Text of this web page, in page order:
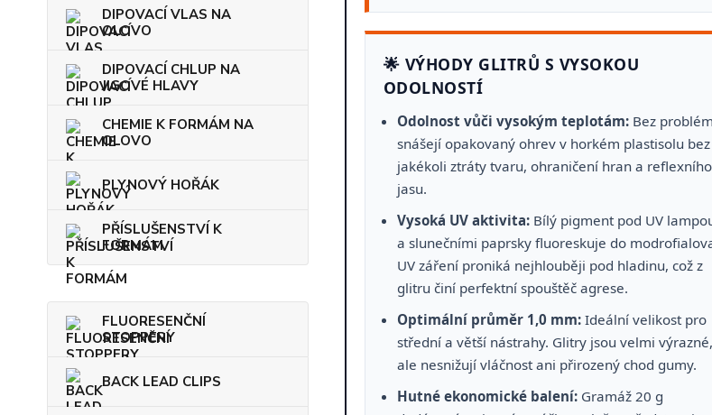
DIPOVACÍ VLAS NA
OLOVO
DIPOVACÍ CHLUP NA
JIGOVÉ HLAVY
CHEMIE K FORMÁM NA
OLOVO
PLYNOVÝ HOŘÁK
PŘÍSLUŠENSTVÍ K
FORMÁM
FLUORESENČNÍ
STOPPERY
BACK LEAD CLIPS
🌟 VÝHODY GLITRŮ S VYSOKOU
ODOLNOSTÍ
Odolnost vůči vysokým teplotám:Bez
snášejí opakovaný ohrev v horkém plastisolu bez
jakékoli ztráty tvaru, ohraničení hran a reflexního
jasu.
Vysoká UV aktivita:Bílý pigment pod UV
a slunečními paprsky fluoreskuje do
UV záření proniká nejhlouběji pod hladinu, což z
glitru činí perfektní spouštěč agrese.
Optimální průměr 1,0 mm:Ideální velikost pro
střední a větší nástrahy. Glitry jsou velmi výrazné,
ale nesnižují vláčnost ani přirozený chod gumy.
Hutné ekonomické balení:Gramáž 20 g